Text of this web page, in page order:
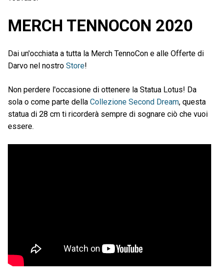
MERCH TENNOCON 2020
Dai un'occhiata a tutta la Merch TennoCon e alle Offerte di
Darvo nel nostro Store!
Non perdere l'occasione di ottenere la Statua Lotus! Da
sola o come parte della Collezione Second Dream, questa
statua di 28 cm ti ricorderà sempre di sognare ciò che vuoi
essere.